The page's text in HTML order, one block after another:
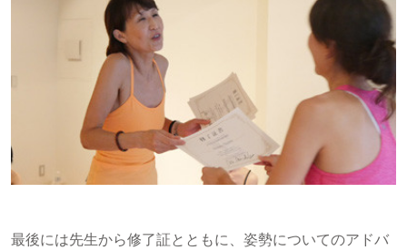
最後には先生から修了証とともに、姿勢についてのアドバ